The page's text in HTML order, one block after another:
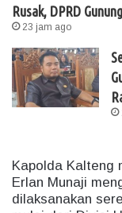
Rusak, DPRD
23 jam ago
Kapolda Kalteng
Erlan Munaji
dilaksanakan